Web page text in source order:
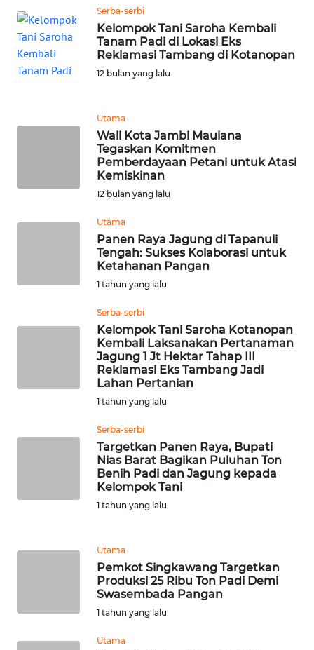
Serba-serbi
Kelompok Tani Saroha Kembali
Tanam Padi di Lokasi Eks
Reklamasi Tambang di Kotanopan
12 bulan yang lalu
Utama
Wali Kota Jambi Maulana
Tegaskan Komitmen
Pemberdayaan Petani untuk Atasi
Kemiskinan
12 bulan yang lalu
Utama
Panen Raya Jagung di Tapanuli
Tengah: Sukses Kolaborasi untuk
Ketahanan Pangan
1 tahun yang lalu
Serba-serbi
Kelompok Tani Saroha Kotanopan
Kembali Laksanakan Pertanaman
Jagung 1 Jt Hektar Tahap III
Reklamasi Eks Tambang Jadi
Lahan Pertanian
1 tahun yang lalu
Serba-serbi
Targetkan Panen Raya, Bupati
Nias Barat Bagikan Puluhan Ton
Benih Padi dan Jagung kepada
Kelompok Tani
1 tahun yang lalu
Utama
Pemkot Singkawang Targetkan
Produksi 25 Ribu Ton Padi Demi
Swasembada Pangan
1 tahun yang lalu
Utama
KAMI
PEDOMAN
MEDIA
DISCLAIMER
WN
WN